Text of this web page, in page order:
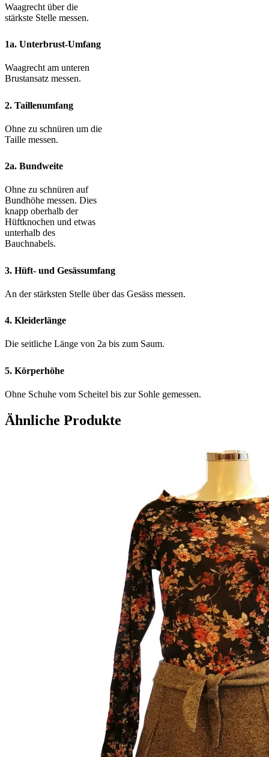
Waagrecht über die
stärkste Stelle messen.
1a. Unterbrust-Umfang
Waagrecht am unteren
Brustansatz messen.
2. Taillenumfang
Ohne zu schnüren um die
Taille messen.
2a. Bundweite
Ohne zu schnüren auf
Bundhöhe messen. Dies
knapp oberhalb der
Hüftknochen und etwas
unterhalb des
Bauchnabels.
3. Hüft- und Gesässumfang
An der stärksten Stelle über das Gesäss messen.
4. Kleiderlänge
Die seitliche Länge von 2a bis zum Saum.
5. Körperhöhe
Ohne Schuhe vom Scheitel bis zur Sohle gemessen.
Ähnliche Produkte